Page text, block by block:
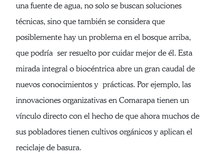
una fuente de agua, no solo se buscan soluciones
técnicas, sino que también se considera que
posiblemente hay un problema en el bosque arriba,
que podría ser resuelto por cuidar mejor de él. Esta
mirada integral o biocéntrica abre un gran caudal de
nuevos conocimientos y prácticas. Por ejemplo, las
innovaciones organizativas en Comarapa tienen un
vínculo directo con el hecho de que ahora muchos de
sus pobladores tienen cultivos orgánicos y aplican el
reciclaje de basura.